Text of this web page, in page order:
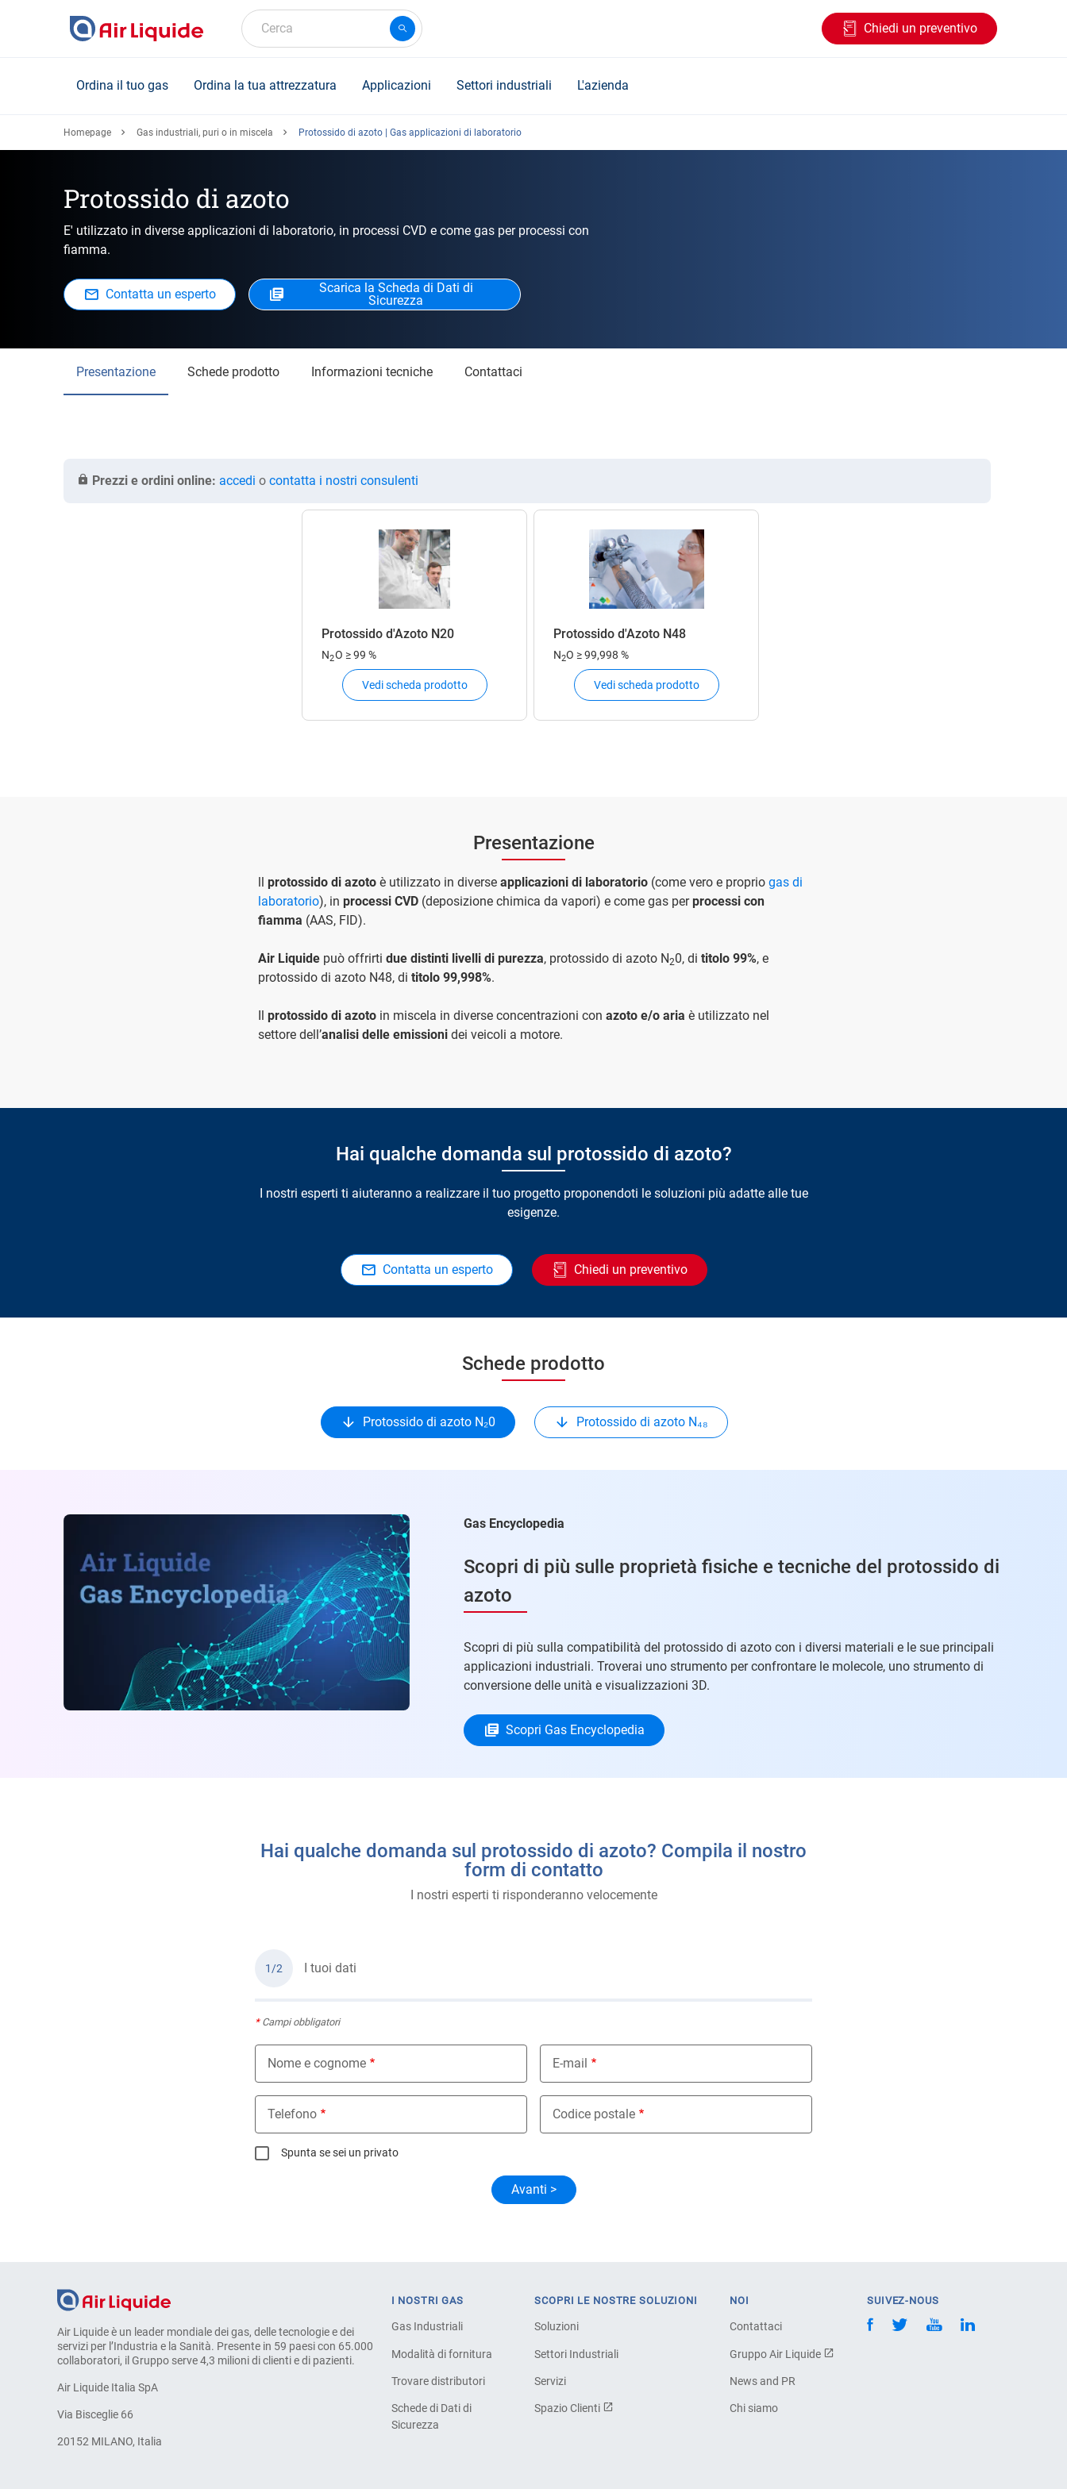
Cerca Chiedi un preventivo
Ordina il tuo gas Ordina la tua attrezzatura Applicazioni Settori industriali L'azienda
Homepage Gas industriali, puri o in miscela Protossido di azoto | Gas applicazioni di laboratorio
Protossido di azoto
E' utilizzato in diverse applicazioni di laboratorio, in processi CVD e come gas per processi con
fiamma.
Contatta un esperto
Scarica la Scheda di Dati di
Sicurezza
Presentazione Schede prodotto Informazioni tecniche Contattaci
Prezzi e ordini online: accedi o contatta i nostri consulenti
Protossido d'Azoto N20
N2O ≥ 99 %
Vedi scheda prodotto
Protossido d'Azoto N48
N2O ≥ 99,998 %
Vedi scheda prodotto
Presentazione
ll protossido di azotoè utilizzato in diverse applicazioni di laboratorio (come vero e proprio gas di
laboratorio), in processi CVD(deposizione chimica da vapori) e come gas perprocessi con
fiamma (AAS, FID).
Air Liquidepuò offrirti due distinti livelli di purezza, protossido di azoto N20, di titolo 99%, e
protossido di azoto N48, di titolo 99,998%.
Il protossido di azotoin miscela in diverse concentrazioni con azoto e/o aria è utilizzato nel
settore dell’analisi delle emissionidei veicoli a motore.
Hai qualche domanda sul protossido di azoto?
I nostri esperti ti aiuteranno a realizzare il tuo progetto proponendoti le soluzioni più adatte alle tue
esigenze.
Contatta un esperto Chiedi un preventivo
Schede prodotto
Protossido di azoto N₂0 Protossido di azoto N₄₈
Gas Encyclopedia
Scopri di più sulle proprietà fisiche e tecniche del protossido di
azoto
Scopri di più sulla compatibilità del protossido di azoto con i diversi materiali e le sue principali
applicazioni industriali. Troverai uno strumento per confrontare le molecole, uno strumento di
conversione delle unità e visualizzazioni 3D.
Scopri Gas Encyclopedia
Hai qualche domanda sul protossido di azoto? Compila il nostro
form di contatto
I nostri esperti ti risponderanno velocemente
1/2 I tuoi dati
*Campi obbligatori
Nome e cognome E-mail
Telefono Codice postale
Spunta se sei un privato
Air Liquide è un leader mondiale dei gas, delle tecnologie e dei
servizi per l’Industria e la Sanità. Presente in 59 paesi con 65.000
collaboratori, il Gruppo serve 4,3 milioni di clienti e di pazienti.
Air Liquide Italia SpA
Via Bisceglie 66
20152 MILANO, Italia
I NOSTRI GAS
Gas Industriali
Modalità di fornitura
Trovare distributori
Schede di Dati di
Sicurezza
SCOPRI LE NOSTRE SOLUZIONI
Soluzioni
Settori Industriali
Servizi
Spazio Clienti
NOI
Contattaci
Gruppo Air Liquide
News and PR
Chi siamo
SUIVEZ-NOUS